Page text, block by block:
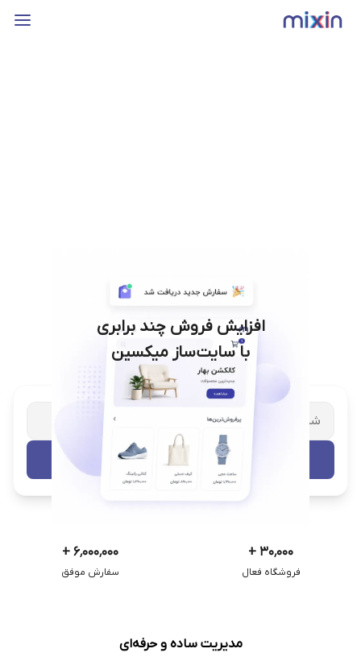
افزایش فروش چند برابری
با سایت‌ساز میکسین
شریک تجاری ترب با پشتیبانی اختصاصی
تست رایگان
۳۰٬۰۰۰ +
فروشگاه فعال
۶٬۰۰۰٬۰۰۰ +
سفارش موفق
مدیریت ساده و حرفه‌ای